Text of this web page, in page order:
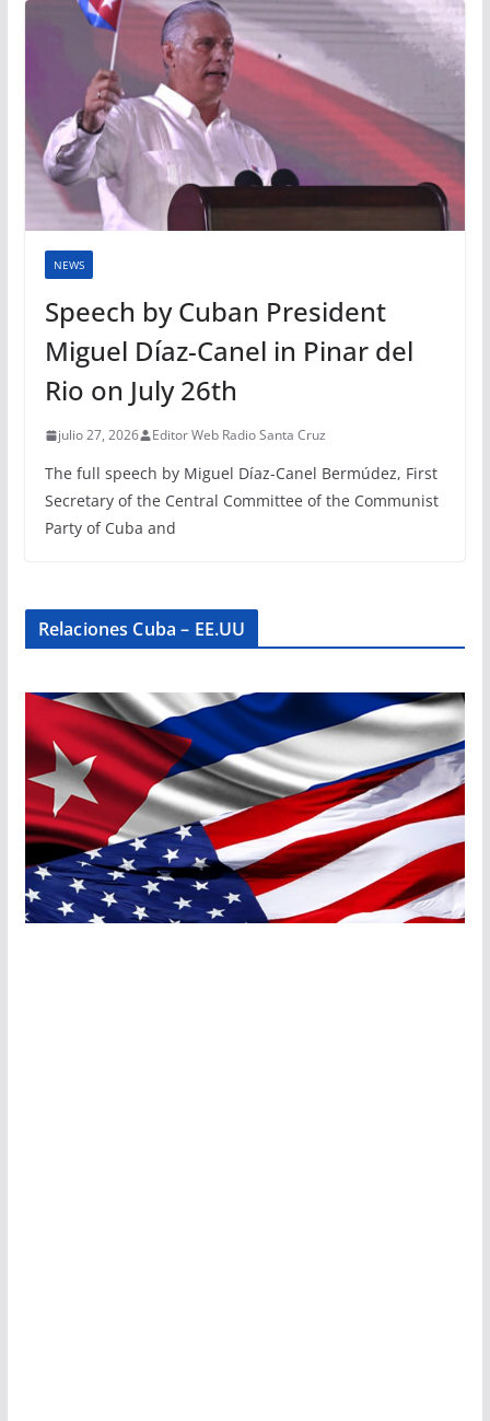
NEWS
Speech by Cuban President
Miguel Díaz-Canel in Pinar del
Rio on July 26th
julio 27, 2026 Editor Web Radio Santa Cruz
The full speech by Miguel Díaz-Canel Bermúdez, First
Secretary of the Central Committee of the Communist
Party of Cuba and
Relaciones Cuba – EE.UU